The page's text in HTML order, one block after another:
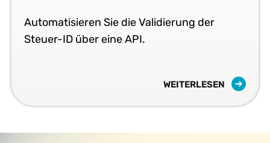
Automatisieren Sie die Validierung der
Steuer-ID über eine API.
WEITERLESEN